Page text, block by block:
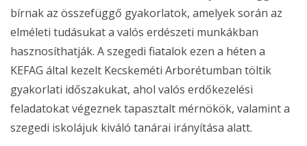
bírnak az összefüggő gyakorlatok, amelyek során az
elméleti tudásukat a valós erdészeti munkákban
hasznosíthatják. A szegedi fiatalok ezen a héten a
KEFAG által kezelt Kecskeméti Arborétumban töltik
gyakorlati időszakukat, ahol valós erdőkezelési
feladatokat végeznek tapasztalt mérnökök, valamint a
szegedi iskolájuk kiváló tanárai irányítása alatt.